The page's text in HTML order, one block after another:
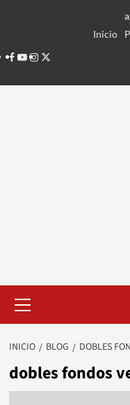
Inicio
Facebook
Youtube
Instagram
Twitter
principal
INICIO BLOG DOBLES
dobles fondos